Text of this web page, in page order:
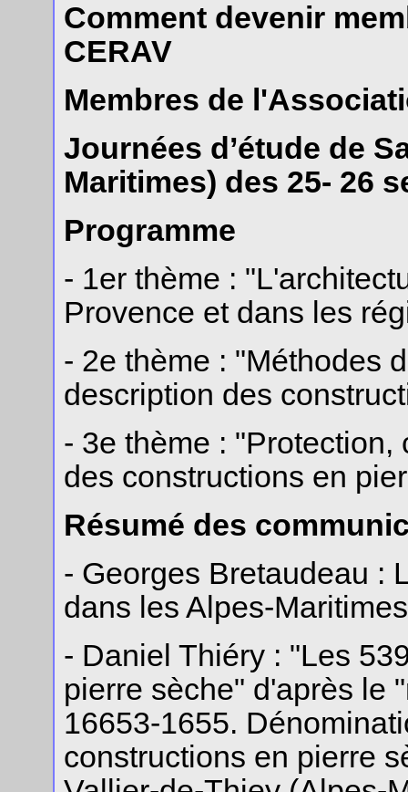
Comment devenir
CERAV
Membres de
Journées d’étude de
Maritimes) des 25- 26
Programme
- 1er thème :
Provence et dans les
- 2e thème : "Méthodes
description des
- 3e thème :
des constructions en
Résumé des
- Georges Bretaudeau :
dans les Alpes-Maritimes
- Daniel Thiéry : "Les
pierre sèche" d'après le
16653-1655.
constructions en pierre